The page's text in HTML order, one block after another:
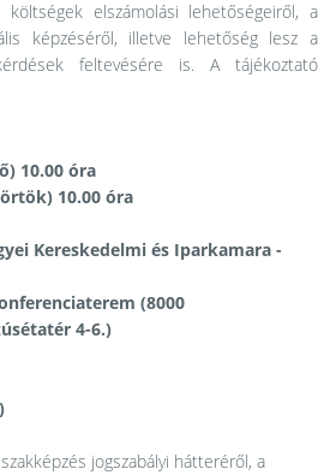
elszámolási lehetőségeiről, a
képzéséről, illetve lehetőség lesz a
feltevésére is. A tájékoztató
10.00 óra
10.00 óra
Kereskedelmi és Iparkamara -
(8000
4-6.)
jogszabályi hátteréről, a